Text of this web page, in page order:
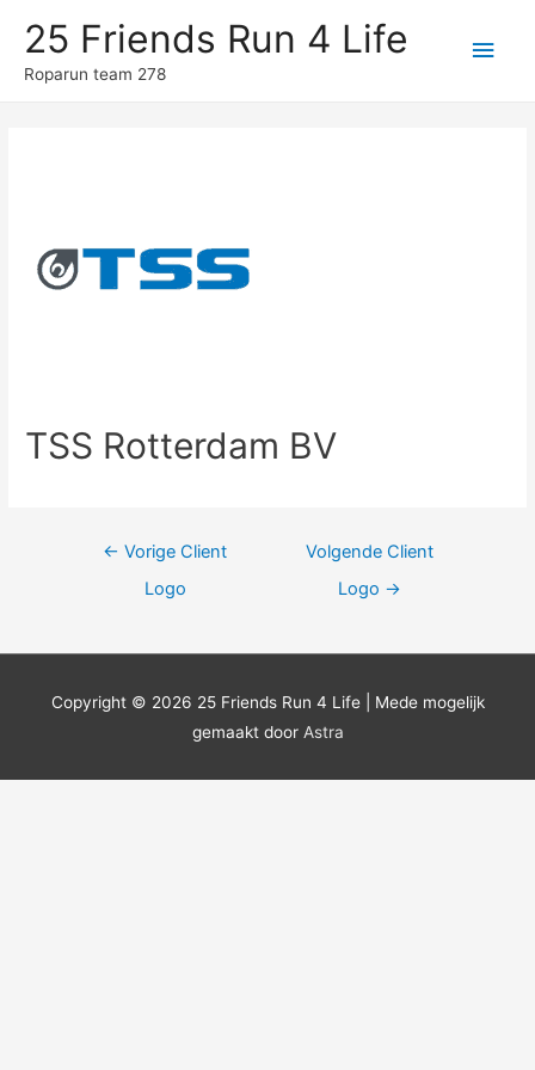
25 Friends Run 4 Life
Roparun team 278
TSS Rotterdam BV
Berichtnavigatie
← Vorige Client
Logo
Volgende Client
Logo →
Copyright © 2026 25 Friends Run 4 Life| Mede mogelijk
gemaakt door Astra